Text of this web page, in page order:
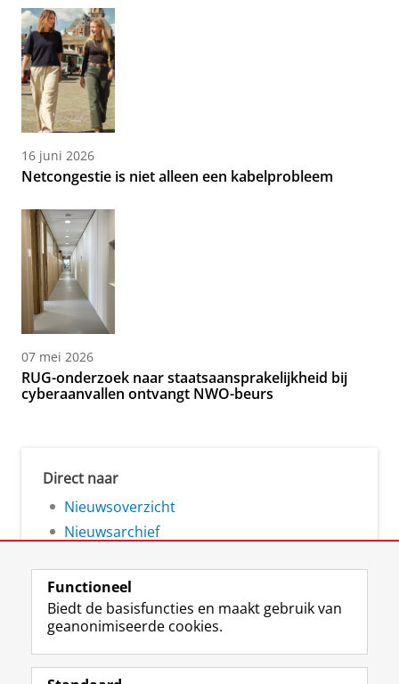
16 juni 2026
Netcongestie is niet alleen een kabelprobleem
07 mei 2026
RUG-onderzoek naar staatsaansprakelijkheid bij
cyberaanvallen ontvangt NWO-beurs
Direct naar
Nieuwsoverzicht
Nieuwsarchief
Volg de RUG
F
a
L
i
R
S
I
n
Y
o
Functioneel
Biedt de basisfuncties en maakt gebruik van
geanonimiseerde cookies.